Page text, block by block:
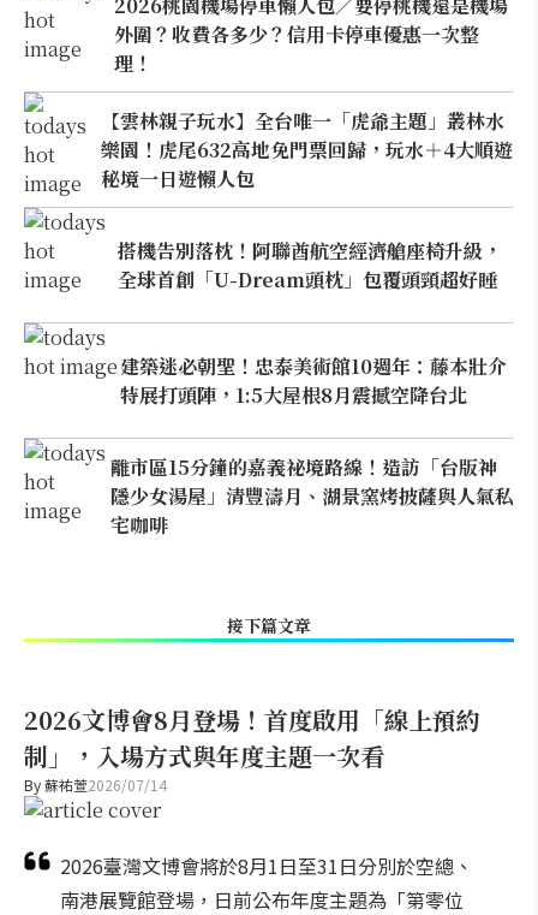
外圍？收費各多少？信用卡停車優惠一次整
理！
【雲林親子玩水】全台唯一「虎爺主題」叢林水
樂園！虎尾632高地免門票回歸，玩水＋4大順遊
秘境一日遊懶人包
搭機告別落枕！阿聯酋航空經濟艙座椅升級，
全球首創「U-Dream頭枕」包覆頭頸超好睡
建築迷必朝聖！忠泰美術館10週年：藤本壯介
特展打頭陣，1:5大屋根8月震撼空降台北
離市區15分鐘的嘉義祕境路線！造訪「台版神
隱少女湯屋」清豐濤月、湖景窯烤披薩與人氣私
宅咖啡
接下篇文章
2026文博會8月登場！首度啟用「線上預約
制」，入場方式與年度主題一次看
By蘇祐萱2026/07/14
2026臺灣文博會將於8月1日至31日分別於空總、
南港展覽館登場，日前公布年度主題為「第零位